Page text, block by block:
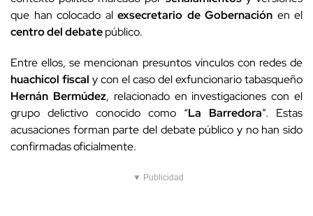
que han colocado al exsecretario de Gobernación en el
centro del debatepúblico.
Entre ellos, se mencionan presuntos vínculos con redes de
huachicol fiscal y con el caso del exfuncionario tabasqueño
Hernán Bermúdez, relacionado en investigaciones con el
grupo delictivo conocido como “La Barredora”. Estas
acusaciones forman parte del debate público y no han sido
confirmadas oficialmente.
▼ Publicidad